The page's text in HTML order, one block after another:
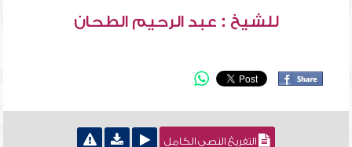
للشيخ : عبد الرحيم الطحان
التفريغ النصي الكامل